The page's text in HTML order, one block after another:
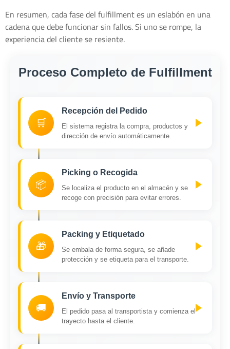
En resumen, cada fase del fulfillment es un eslabón en una
cadena que debe funcionar sin fallos. Si uno se rompe, la
experiencia del cliente se resiente.
Proceso Completo de Fulfillment
🛒
Recepción del Pedido
El sistema registra la compra, productos y
dirección de envío automáticamente.
📦
Picking o Recogida
Se localiza el producto en el almacén y se
recoge con precisión para evitar errores.
🎁
Packing y Etiquetado
Se embala de forma segura, se añade
protección y se etiqueta para el transporte.
🚚
Envío y Transporte
El pedido pasa al transportista y comienza el
trayecto hasta el cliente.